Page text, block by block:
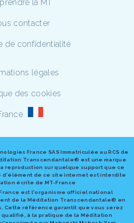
la MT
contacter
de confidentialité
légales
des cookies
France SAS Immatriculée au RCS de
Transcendantale® est une marque
reproduction sur quelque support que ce
d'élément de ce site internet est interdite
écrite de MT-France
est l'organisme officiel national
de la Méditation Transcendantale® en
Cette référence garantit que vous serez
qualifié, à la pratique de la Méditation